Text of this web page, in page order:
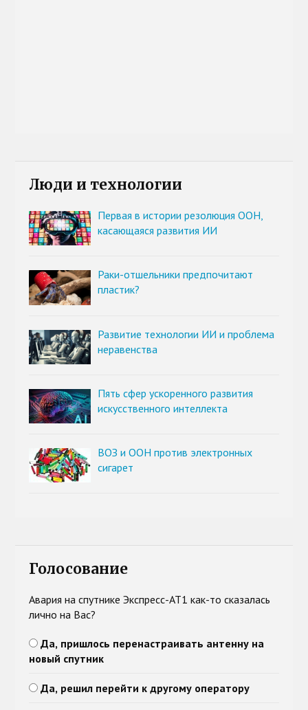
Люди и технологии
Первая в истории резолюция ООН,
касающаяся развития ИИ
Раки-отшельники предпочитают
пластик?
Развитие технологии ИИ и проблема
неравенства
Пять сфер ускоренного развития
искусственного интеллекта
ВОЗ и ООН против электронных
сигарет
Голосование
Авария на спутнике Экспресс-АТ1 как-то сказалась
лично на Вас?
Да, пришлось перенастраивать антенну на
новый спутник
Да, решил перейти к другому оператору